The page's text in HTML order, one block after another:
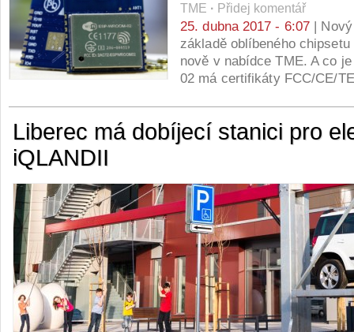
TME · Přidej komentář
25. dubna 2017 - 6:07 |
základě oblíbeného
nově v nabídce TME. A co
02 má certifikáty FCC/CE/
Liberec má dobíjecí stanici pro
iQLANDII